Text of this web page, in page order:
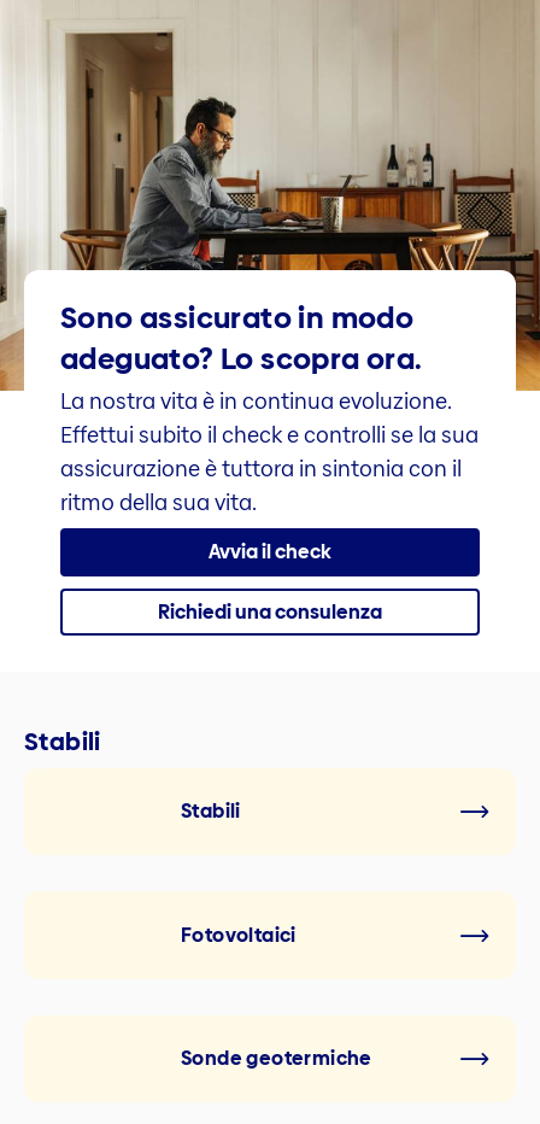
Sono assicurato in modo
adeguato? Lo scopra ora.
La nostra vita è in continua evoluzione.
Effettui subito il check e controlli se la sua
assicurazione è tuttora in sintonia con il
ritmo della sua vita.
Avvia il check
Richiedi una consulenza
Stabili
Stabili
Fotovoltaici
Sonde geotermiche